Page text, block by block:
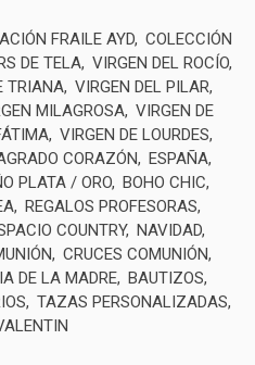
FRAILE AYD COLECCIÓN
DE TELA VIRGEN DEL ROCÍO
TRIANA VIRGEN DEL PILAR
MILAGROSA VIRGEN DE
VIRGEN DE LOURDES
CORAZÓN
ESPAÑA
PLATA / ORO BOHO CHIC
REGALOS PROFESORAS
COUNTRY NAVIDAD
CRUCES COMUNIÓN
DE LA MADRE BAUTIZOS
TAZAS PERSONALIZADAS